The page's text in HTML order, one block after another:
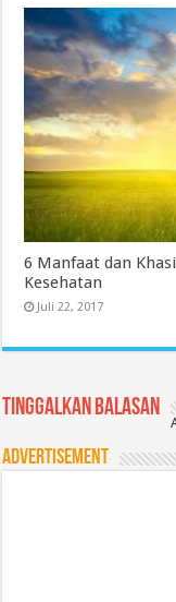
6 Manfaat dan
Kesehatan
Juli 22, 2017
Tinggalkan Balasan
Advertisement